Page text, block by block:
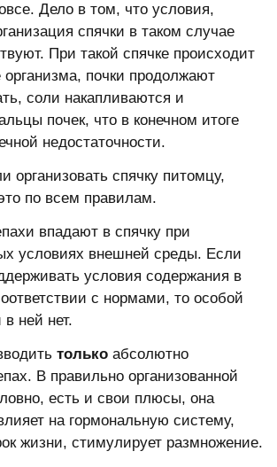
Дело в том, что условия,
спячки в таком случае
При такой спячке происходит
почки продолжают
соли накапливаются и
почек, что в конечном итоге
недостаточности.
организовать спячку питомцу,
по всем правилам.
впадают в спячку при
условиях внешней среды. Если
условия содержания в
с нормами, то особой
ней нет.
только абсолютно
В правильно организованной
есть и свои плюсы, она
на гормональную систему,
жизни, стимулирует размножение.